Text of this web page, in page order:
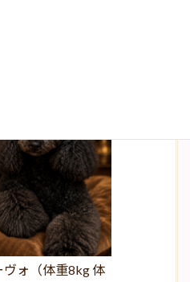
ォ（体重8kg 体